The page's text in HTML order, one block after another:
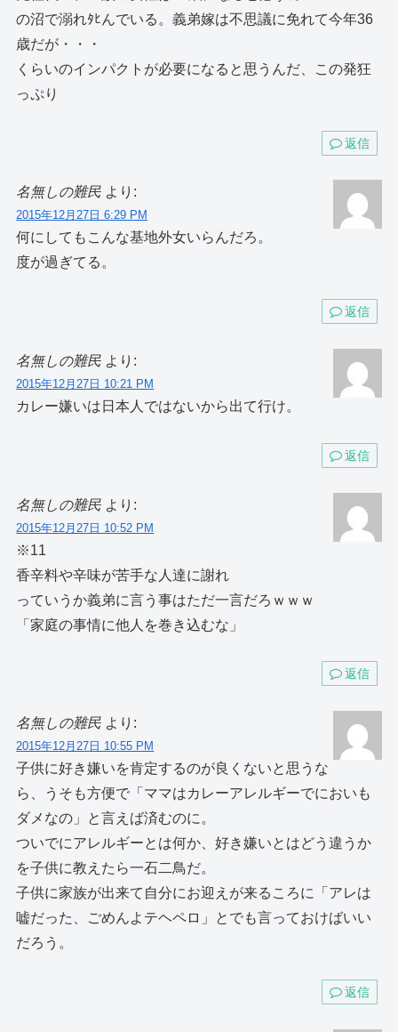
の沼で溺れﾀﾋんでいる。義弟嫁は不思議に免れて今年36
歳だが・・・
くらいのインパクトが必要になると思うんだ、この発狂
っぷり
返信
名無しの難民 より:
2015年12月27日 6:29 PM
何にしてもこんな基地外女いらんだろ。
度が過ぎてる。
返信
名無しの難民 より:
2015年12月27日 10:21 PM
カレー嫌いは日本人ではないから出て行け。
返信
名無しの難民 より:
2015年12月27日 10:52 PM
※11
香辛料や辛味が苦手な人達に謝れ
っていうか義弟に言う事はただ一言だろｗｗｗ
「家庭の事情に他人を巻き込むな」
返信
名無しの難民 より:
2015年12月27日 10:55 PM
子供に好き嫌いを肯定するのが良くないと思うな
ら、うそも方便で「ママはカレーアレルギーでにおいも
ダメなの」と言えば済むのに。
ついでにアレルギーとは何か、好き嫌いとはどう違うか
を子供に教えたら一石二鳥だ。
子供に家族が出来て自分にお迎えが来るころに「アレは
嘘だった、ごめんよテヘペロ」とでも言っておけばいい
だろう。
返信